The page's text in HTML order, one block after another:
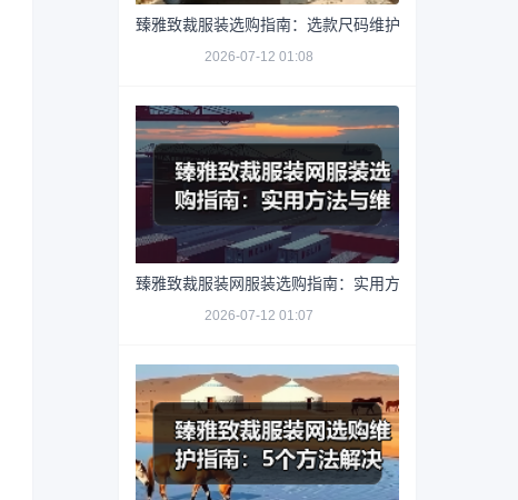
臻雅致裁服装选购指南：选款尺码维护5大实用方法
2026-07-12 01:08
臻雅致裁服装网服装选购指南：实用方法与维护技巧
2026-07-12 01:07